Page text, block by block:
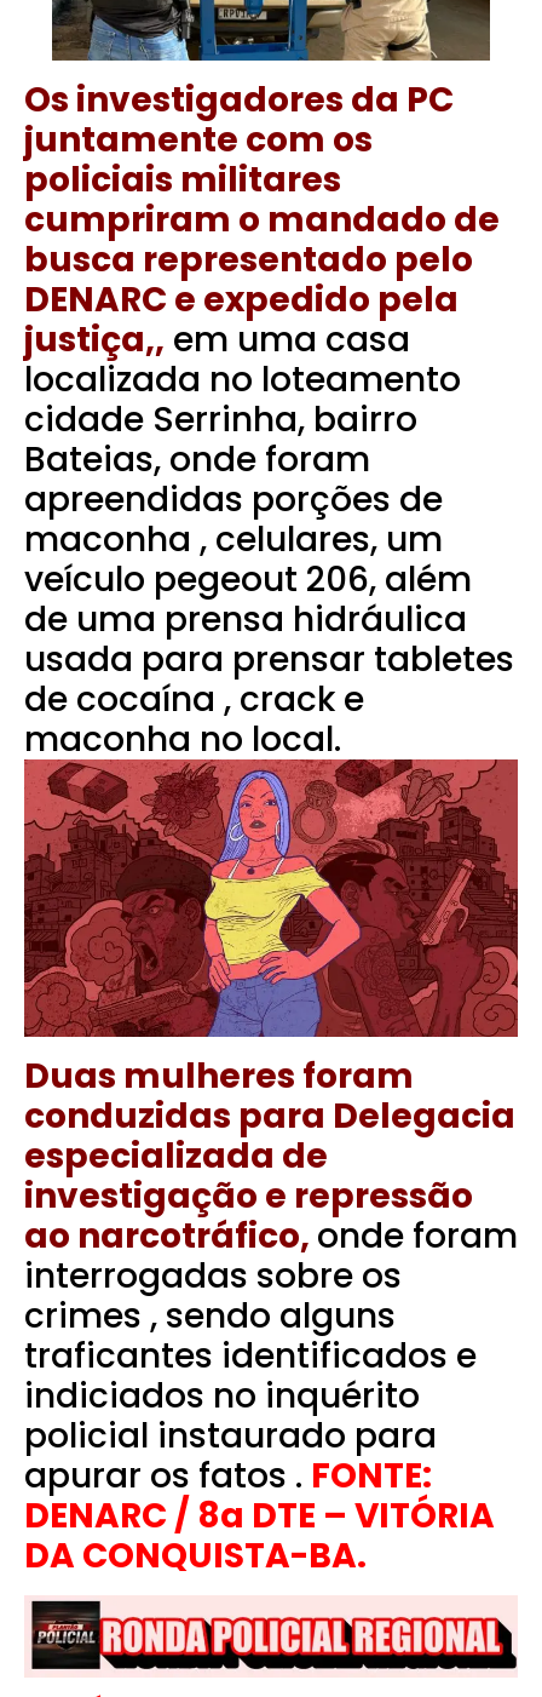
Os investigadores da PC
juntamente com os
policiais militares
cumpriram o mandado de
busca representado pelo
DENARC e expedido pela
justiça,, em uma casa
localizada no loteamento
cidade Serrinha, bairro
Bateias, onde foram
apreendidas porções de
maconha , celulares, um
veículo pegeout 206, além
de uma prensa hidráulica
usada para prensar tabletes
de cocaína , crack e
maconha no local.
Duas mulheres foram
conduzidas para Delegacia
especializada de
investigação e repressão
ao narcotráfico, onde foram
interrogadas sobre os
crimes , sendo alguns
traficantes identificados e
indiciados no inquérito
policial instaurado para
apurar os fatos . FONTE:
DENARC / 8a DTE – VITÓRIA
DA CONQUISTA-BA.